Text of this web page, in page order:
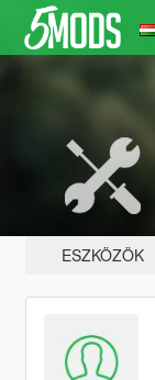
ESZKÖZÖK